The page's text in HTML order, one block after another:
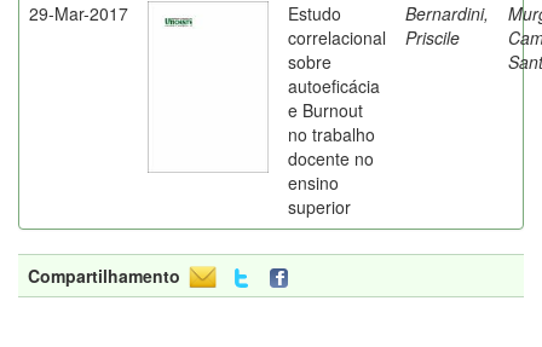
29-Mar-2017
Estudo
correlacional
sobre
autoeficácia
e Burnout
no trabalho
docente no
ensino
superior
Bernardini,
Priscile
Compartilhamento